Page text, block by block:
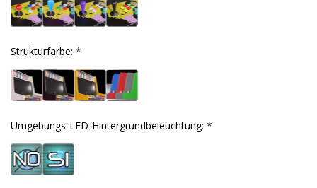
Strukturfarbe: *
Umgebungs-LED-Hintergrundbeleuchtung: *